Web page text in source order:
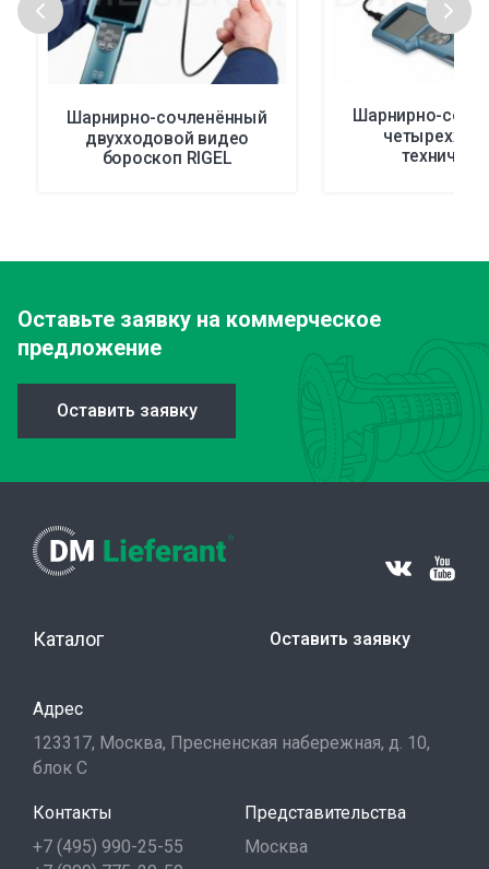
Шарнирно-сочленённый
двухходовой видео
бороскоп RIGEL
Шарнирно-
Оставьте заявку на коммерческое
предложение
Оставить заявку
Каталог Оставить заявку
Адрес
123317, Москва, Пресненская набережная, д. 10,
блок С
Контакты
+7 (495) 990-25-55
Представительства
Москва